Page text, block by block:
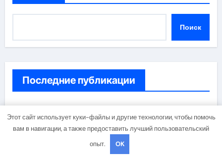
Поиск
Последние публикации
нейл-индустрии, депиляции и наращивания ресниц
Сравнение толщины поликарбоната 4 мм и 6 мм
Этот сайт использует куки-файлы и другие технологии, чтобы помочь
вам в навигации, а также предоставить лучший пользовательский
опыт.
OK